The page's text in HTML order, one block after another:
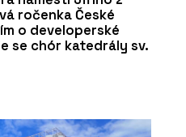
ročenka České
o developerské
se chór katedrály sv.